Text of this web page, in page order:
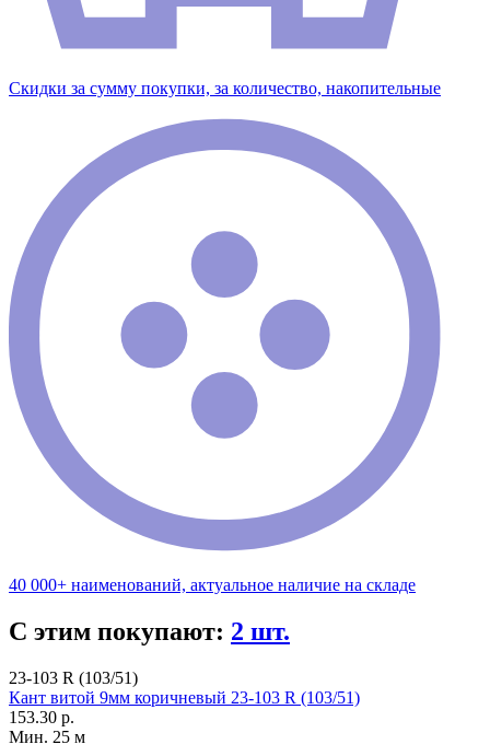
Скидки за сумму покупки, за количество, накопительные
40 000+ наименований, актуальное наличие на складе
С этим покупают: 2 шт.
23-103 R (103/51)
Кант витой 9мм коричневый 23-103 R (103/51)
153.30 р.
Мин. 25 м